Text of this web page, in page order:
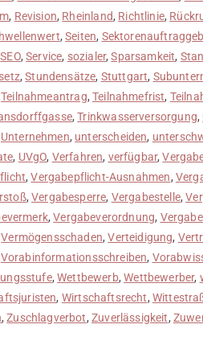
, Revision, Rheinland, Richtlinie,
,Seiten,
SEO,Service, sozialer,Sparsamkeit,
,Stundensätze, Stuttgart,
Teilnahmeantrag,Teilnahmefrist,
,Trinkwasserversorgung,
Unternehmen, unterscheiden,
, UVgO, Verfahren, verfügbar,
,Vergabepflicht-Ausnahmen,
,Vergabesperre, Vergabestelle,
,Vergabeverordnung,
Vermögensschaden,Verteidigung,
Vorabinformationsschreiben,
,Wettbewerb,Wettbewerber,
, Wirtschaftsrecht,
,Zuschlagverbot, Zuverlässigkeit,